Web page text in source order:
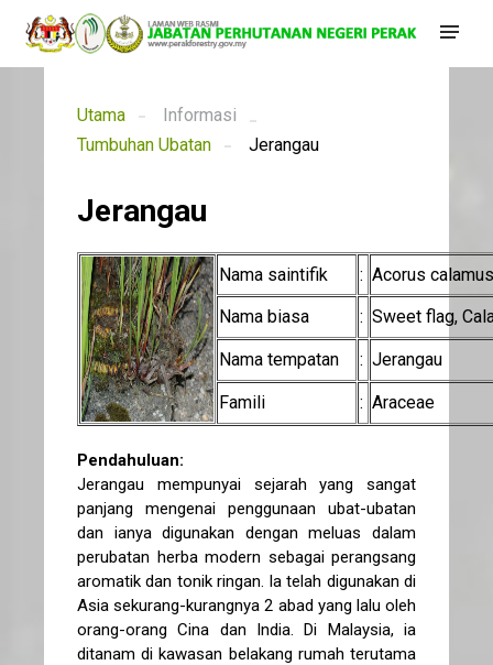
Utama
Informasi
Tumbuhan Ubatan
Jerangau
Jerangau
Nama saintifik : Acorus
Nama biasa
: Sweet flag,
Nama tempatan : Jerangau
Famili : Araceae
Pendahuluan:
Jerangau mempunyai sejarah yang sangat
panjang mengenai penggunaan ubat-ubatan
dan ianya digunakan dengan meluas dalam
perubatan herba modern sebagai perangsang
aromatik dan tonik ringan. Ia telah digunakan di
Asia sekurang-kurangnya 2 abad yang lalu oleh
orang-orang Cina dan India. Di Malaysia, ia
ditanam di kawasan belakang rumah terutama